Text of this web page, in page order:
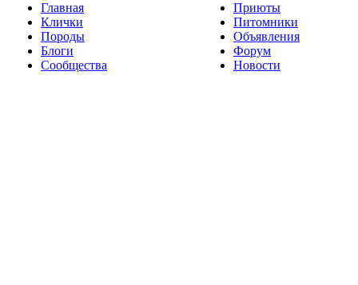
Главная
Клички
Породы
Блоги
Сообщества
Приюты
Питомники
Объявления
Форум
Новости